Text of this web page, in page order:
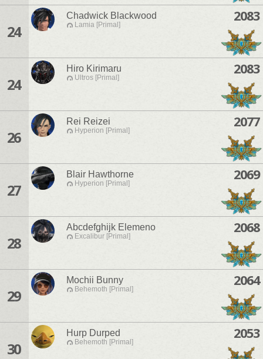
24
Chadwick Blackwood
Lamia [Primal]
2083
24
Hiro Kirimaru
Ultros [Primal]
2083
26
Rei Reizei
Hyperion [Primal]
2077
27
Blair Hawthorne
Hyperion [Primal]
2069
28
Abcdefghijk Elemeno
Excalibur [Primal]
2068
29
Mochii Bunny
Behemoth [Primal]
2064
30
Hurp Durped
Behemoth [Primal]
2053